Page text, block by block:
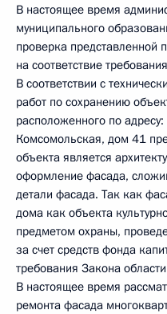
В настоящее время
муниципального
проверка представленной
на соответствие
В соответствии с
работ по сохранению
расположенного по
Комсомольская, дом 41
объекта является
оформление фасада,
детали фасада. Так как
дома как объекта
предметом охраны,
за счет средств фонда
требования Закона
В настоящее время
ремонта фасада